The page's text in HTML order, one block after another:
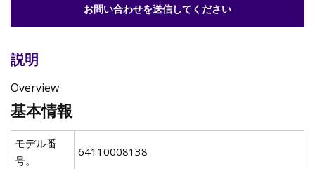
お問い合わせを送信してください
説明
Overview
基本情報
モデル番
号。
64110008138